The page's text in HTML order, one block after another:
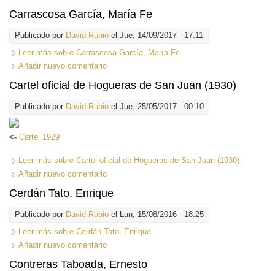
Carrascosa García, María Fe
Publicado por David Rubio el Jue, 14/09/2017 - 17:11
Leer más sobre Carrascosa García, María Fe
Añadir nuevo comentario
Cartel oficial de Hogueras de San Juan (1930)
Publicado por David Rubio el Jue, 25/05/2017 - 00:10
<- Cartel 1929
Leer más sobre Cartel oficial de Hogueras de San Juan (1930)
Añadir nuevo comentario
Cerdán Tato, Enrique
Publicado por David Rubio el Lun, 15/08/2016 - 18:25
Leer más sobre Cerdán Tato, Enrique
Añadir nuevo comentario
Contreras Taboada, Ernesto